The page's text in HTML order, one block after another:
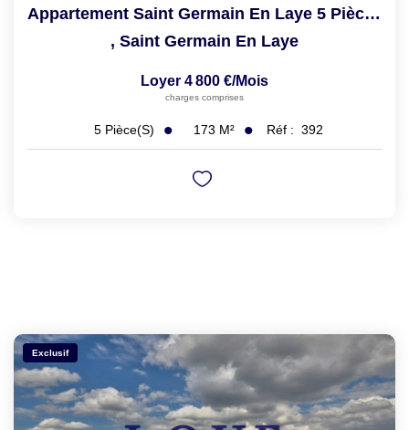
Appartement Saint Germain En Laye 5 Pièce(s) 173.19 M2
, Saint Germain En Laye
Loyer 4 800 €/mois
charges comprises
5 Pièce(s) 173 M² Réf : 392
Exclusif